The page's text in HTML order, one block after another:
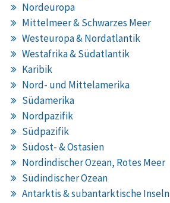
Nordeuropa
Mittelmeer & Schwarzes Meer
Westeuropa & Nordatlantik
Westafrika & Südatlantik
Karibik
Nord- und Mittelamerika
Südamerika
Nordpazifik
Südpazifik
Südost- & Ostasien
Nordindischer Ozean, Rotes Meer
Südindischer Ozean
Antarktis & subantarktische Inseln